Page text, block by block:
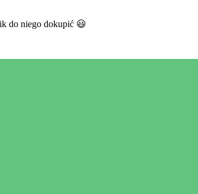
do niego dokupić 😃